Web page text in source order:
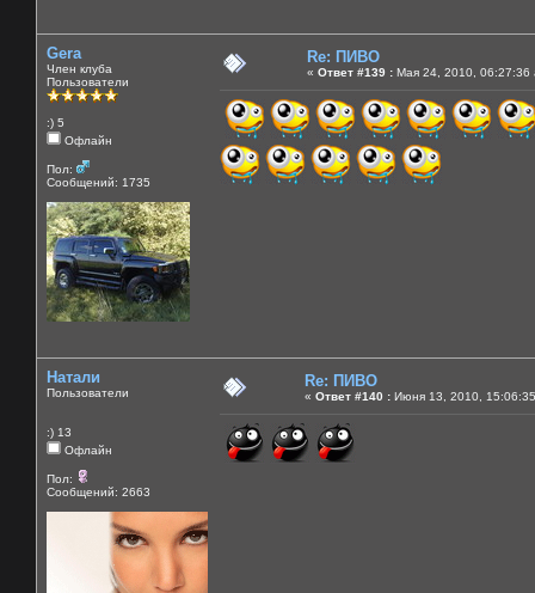
Gera
Член клуба
Пользователи
:) 5
Офлайн
Пол:
Сообщений: 1735
Re: ПИВО
« Ответ #139 : Мая 24, 2010, 06:27:36
Натали
Пользователи
:) 13
Офлайн
Пол:
Сообщений: 2663
Re: ПИВО
« Ответ #140 : Июня 13, 2010,